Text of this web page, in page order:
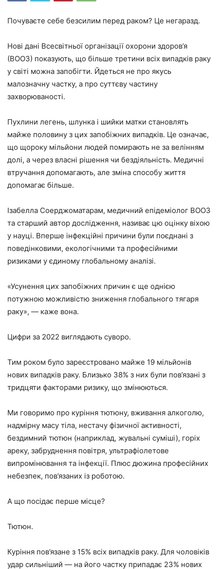
Почуваєте себе безсилим перед раком? Це негаразд.
Нові дані Всесвітньої організації охорони здоров’я
(ВООЗ) показують, що більше третини всіх випадків раку
у світі можна запобігти. Йдеться не про якусь
малозначну частку, а про суттєву частину
захворюваності.
Пухлини легень, шлунка і шийки матки становлять
майже половину з цих запобіжних випадків. Це означає,
що щороку мільйони людей помирають не за велінням
долі, а через власні рішення чи бездіяльність. Медичні
втручання допомагають, але зміна способу життя
допомагає більше.
Ізабелла Соерджоматарам, медичний епідеміолог ВООЗ
та старший автор дослідження, називає цю оцінку віхою
у науці. Вперше інфекційні причини були поєднані з
поведінковими, екологічними та професійними
ризиками у єдиному глобальному аналізі.
«Усунення цих запобіжних причин є ще однією
потужною можливістю зниження глобального тягаря
раку», — каже вона.
Цифри за 2022 виглядають суворо.
Тим роком було зареєстровано майже 19 мільйонів
нових випадків раку. Близько 38% з них були пов’язані з
тридцяти факторами ризику, що змінюються.
Ми говоримо про куріння тютюну, вживання алкоголю,
надмірну масу тіла, нестачу фізичної активності,
бездимний тютюн (наприклад, жувальні суміші), горіх
ареку, забруднення повітря, ультрафіолетове
випромінювання та інфекції. Плюс дюжина професійних
небезпек, пов’язаних із роботою.
А що посідає перше місце?
Тютюн.
Куріння пов’язане з 15% всіх випадків раку. Для чоловіків
удар сильніший — на його частку припадає 23% нових